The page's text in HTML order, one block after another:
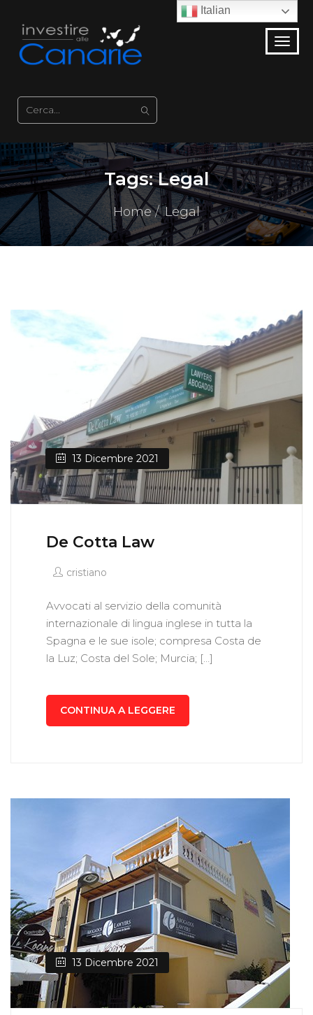
Tags:Legal
Home Legal
13 Dicembre 2021
De Cotta Law
cristiano
Avvocati al servizio della comunità
internazionale di lingua inglese in tutta la
Spagna e le sue isole; compresa Costa de
la Luz; Costa del Sole; Murcia; […]
CONTINUA A LEGGERE
13 Dicembre 2021
Italian